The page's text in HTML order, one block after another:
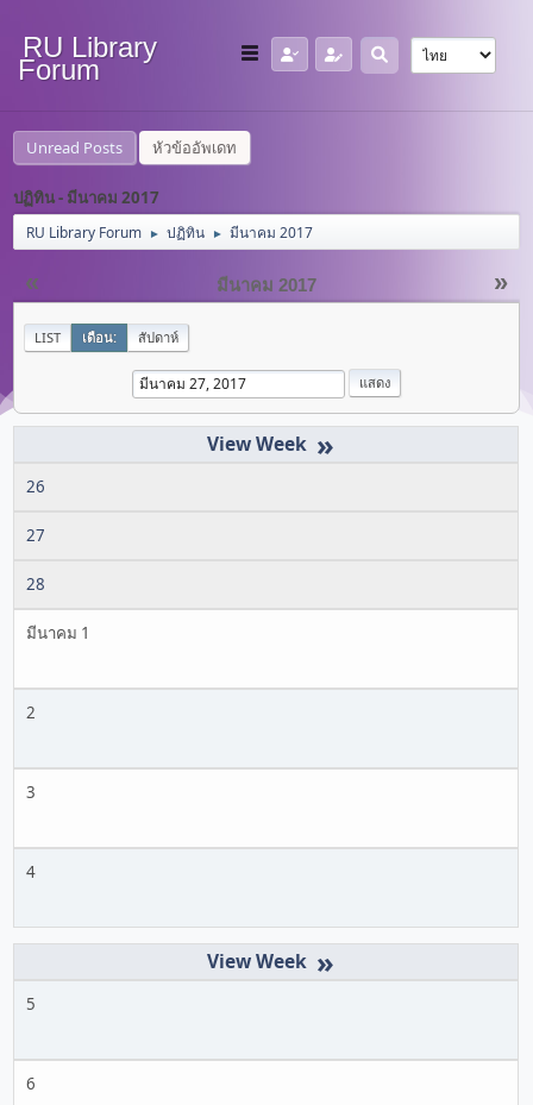
RU Library
Forum
Unread Posts หัวข้ออัพเดท
ปฏิทิน - มีนาคม 2017
RU Library Forum ► ปฏิทิน ► มีนาคม 2017
« »
มีนาคม 2017
LIST เดือน: สัปดาห์
»
26
27
28
มีนาคม 1
2
3
4
»
5
6